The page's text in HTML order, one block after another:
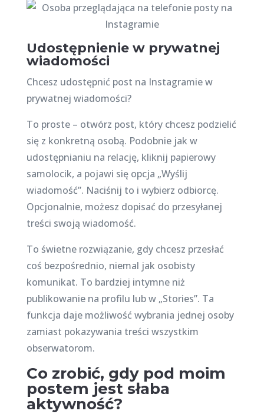
Udostępnienie w prywatnej
wiadomości
Chcesz udostępnić post na Instagramie w
prywatnej wiadomości?
To proste – otwórz post, który chcesz podzielić
się z konkretną osobą. Podobnie jak w
udostępnianiu na relację, kliknij papierowy
samolocik, a pojawi się opcja „Wyślij
wiadomość”. Naciśnij to i wybierz odbiorcę.
Opcjonalnie, możesz dopisać do przesyłanej
treści swoją wiadomość.
To świetne rozwiązanie, gdy chcesz przesłać
coś bezpośrednio, niemal jak osobisty
komunikat. To bardziej intymne niż
publikowanie na profilu lub w „Stories”. Ta
funkcja daje możliwość wybrania jednej osoby
zamiast pokazywania treści wszystkim
obserwatorom.
Co zrobić, gdy pod moim
postem jest słaba
aktywność?